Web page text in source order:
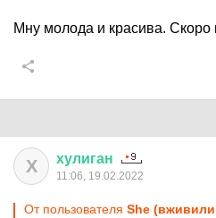
Мну молода и красива. Скоро
Х хулиган
11:06, 19.02.2022
От пользователя She (вживили